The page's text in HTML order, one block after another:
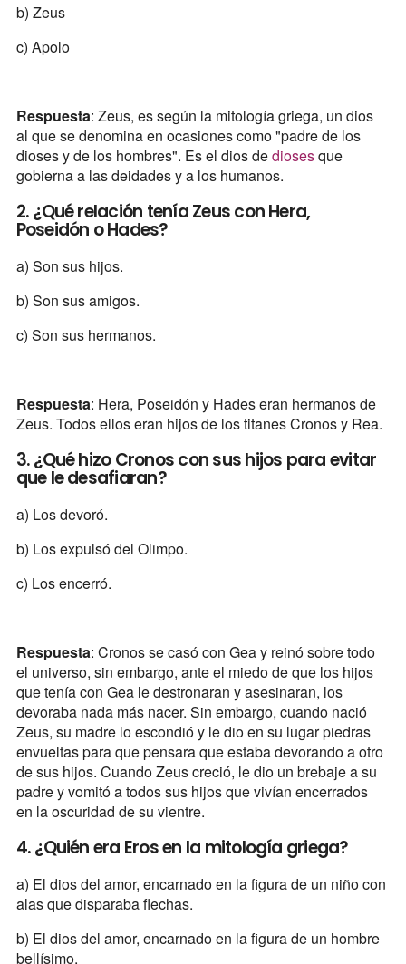
b) Zeus
c) Apolo
Respuesta: Zeus, es según la mitología griega, un dios
al que se denomina en ocasiones como "padre de los
dioses y de los hombres". Es el dios dediosesque
gobierna a las deidades y a los humanos.
2. ¿Qué relación tenía Zeus con Hera,
Poseidón o Hades?
a) Son sus hijos.
b) Son sus amigos.
c) Son sus hermanos.
Respuesta: Hera, Poseidón y Hades eran hermanos de
Zeus. Todos ellos eran hijos de los titanes Cronos y Rea.
3. ¿Qué hizo Cronos con sus hijos para evitar
que le desafiaran?
a) Los devoró.
b) Los expulsó del Olimpo.
c) Los encerró.
Respuesta: Cronos se casó con Gea y reinó sobre todo
el universo, sin embargo, ante el miedo de que los hijos
que tenía con Gea le destronaran y asesinaran, los
devoraba nada más nacer. Sin embargo, cuando nació
Zeus, su madre lo escondió y le dio en su lugar piedras
envueltas para que pensara que estaba devorando a otro
de sus hijos. Cuando Zeus creció, le dio un brebaje a su
padre y vomitó a todos sus hijos que vivían encerrados
en la oscuridad de su vientre.
4. ¿Quién era Eros en la mitología griega?
a) El dios del amor, encarnado en la figura de un niño con
alas que disparaba flechas.
b) El dios del amor, encarnado en la figura de un hombre
bellísimo.